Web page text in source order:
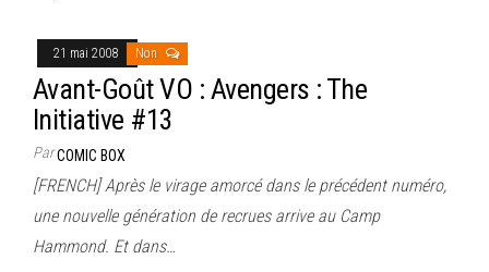
21 mai 2008 Non
Avant-Goût VO : Avengers : The
Initiative #13
ParCOMIC BOX
[FRENCH] Après le virage amorcé dans le précédent numéro,
une nouvelle génération de recrues arrive au Camp
Hammond. Et dans…